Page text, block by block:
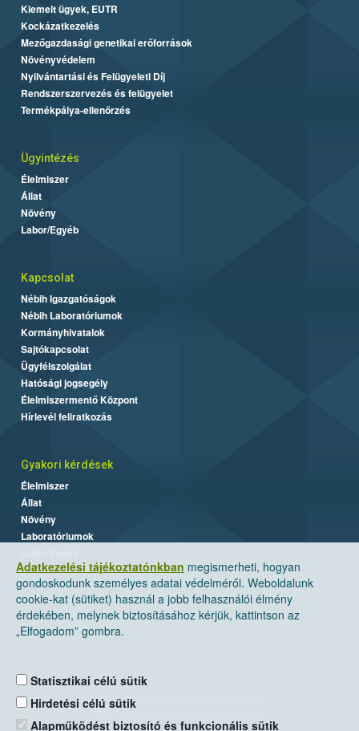
Adatkezelési tájékoztatónkban megismerheti, hogyan
gondoskodunk személyes adatai védelméről. Weboldalunk
cookie-kat (sütiket) használ a jobb felhasználói élmény
érdekében, melynek biztosításához kérjük, kattintson az
„Elfogadom” gombra.
Statisztikai célú sütik
Hirdetési célú sütik
Alapműködést biztosító és funkcionális sütik
Kiemelt ügyek, EUTR
Kockázatkezelés
Mezőgazdasági genetikai erőforrások
Növényvédelem
Nyilvántartási és Felügyeleti Díj
Rendszerszervezés és felügyelet
Termékpálya-ellenőrzés
Ügyintézés
Élelmiszer
Állat
Növény
Labor/Egyéb
Kapcsolat
Nébih Igazgatóságok
Nébih Laboratóriumok
Kormányhivatalok
Sajtókapcsolat
Ügyfélszolgálat
Hatósági jogsegély
Élelmiszermentő Központ
Hírlevél feliratkozás
Gyakori kérdések
Élelmiszer
Állat
Növény
Laboratóriumok
Nemzeti Élelmiszerlánc-biztonsági Hivatal